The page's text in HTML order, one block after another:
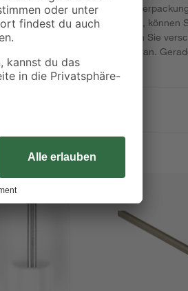
aufhängen. In der
Da sie ausziehbar sind, können
An den Stangen können Sie
Sie hängen leichte Gardinen daran.
Konstruktion ideal.